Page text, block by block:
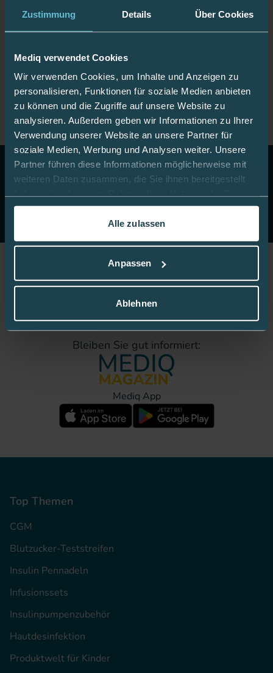
Zustimmung Details Über Cookies
Mediq verwendet Cookies
Wir verwenden Cookies, um Inhalte und Anzeigen zu
personalisieren, Funktionen für soziale Medien anbieten
zu können und die Zugriffe auf unsere Website zu
analysieren. Außerdem geben wir Informationen zu Ihrer
Verwendung unserer Website an unsere Partner für
soziale Medien, Werbung und Analysen weiter. Unsere
Partner führen diese Informationen möglicherweise mit
weiteren Daten zusammen, die Sie ihnen bereitgestellt
gesammelt haben.
In dieser
Alle zulassen
Anpassen
Ablehnen
Passend für Sensor
Farbe blau
10 Euro Gutschein!Abonnieren Sie unseren Newsletter
& erhalten Sie einen Gutschein im Wert von 10 Euro auf
Ihre nächste Onlinebestellung.
Jetzt Fan werden!
Bleiben Sie gut informiert:
Mediq App
Top Themen
CGM
Blutzucker-Teststreifen
Insulin Pennadeln
Infusionssets
Insulinpumpenzubehör
Hautdesinfektion
Produktwelt für Kinder